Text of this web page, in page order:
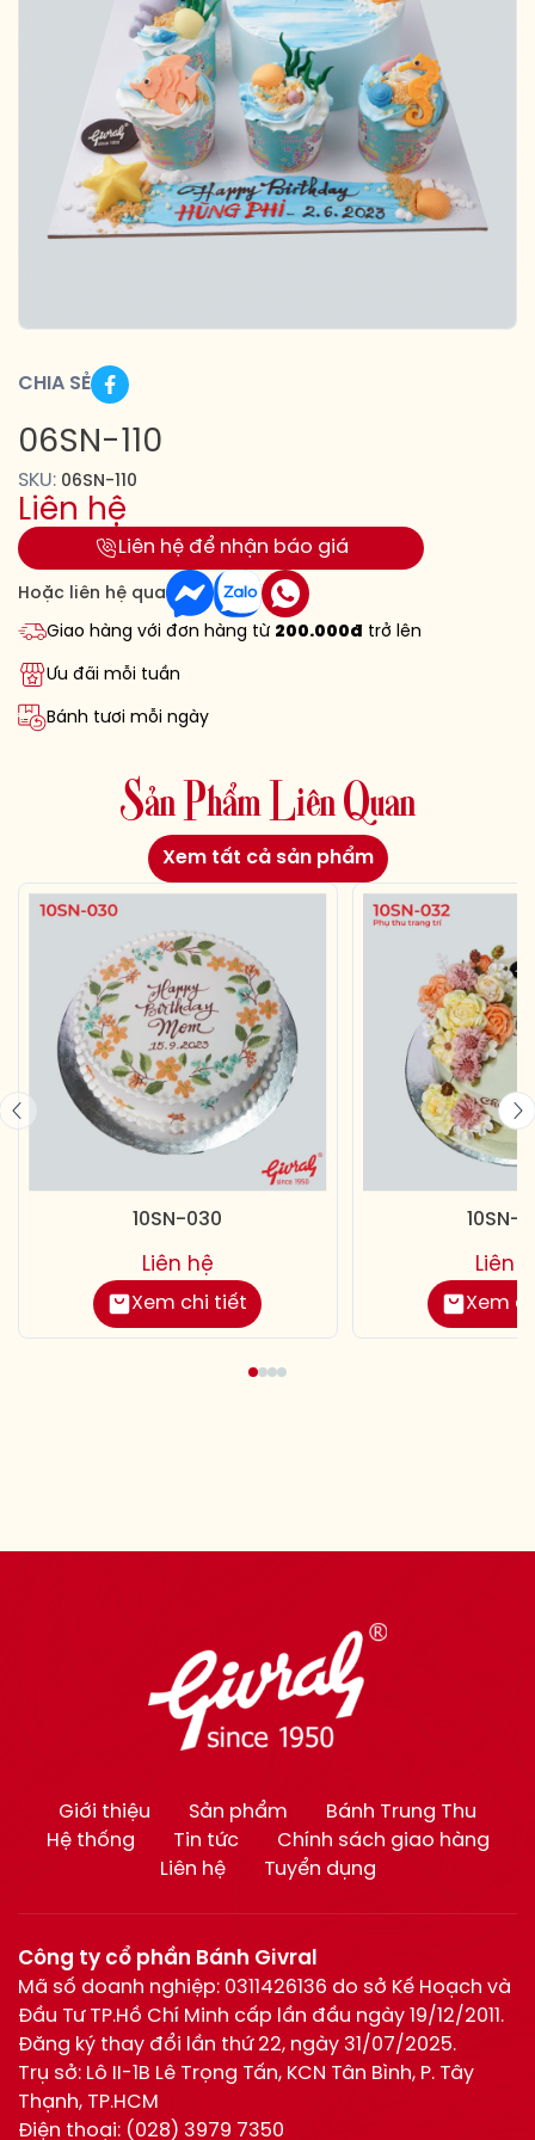
CHIA SẺ
06SN-110
SKU: 06SN-110
Liên hệ
Liên hệ để nhận báo giá
Hoặc liên hệ qua
Giao hàng với đơn hàng từ 200.000đ trở lên
Ưu đãi mỗi tuần
Bánh tươi mỗi ngày
Sản Phẩm Liên Quan
Xem tất cả sản phẩm
10SN-030
Xem chi tiết
Liên hệ
10SN-
Xem
Liên
Giới thiệu Sản phẩm
Bánh Trung Thu
Hệ thống
Tin tức
Chính sách giao hàng
Liên hệ
Tuyển dụng
Công ty cổ phần Bánh Givral
Mã số doanh nghiệp: 0311426136 do sở Kế Hoạch và
Đầu Tư TP.Hồ Chí Minh cấp lần đầu ngày 19/12/2011.
Đăng ký thay đổi lần thứ 22, ngày 31/07/2025.
Trụ sở: Lô II-1B Lê Trọng Tấn, KCN Tân Bình, P. Tây
Thạnh, TP.HCM
Điện thoại: (028) 3979 7350